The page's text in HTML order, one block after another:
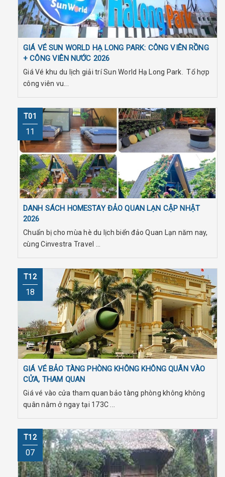
GIÁ VÉ SUN WORLD HẠ LONG PARK: CÔNG VIÊN RỒNG
+ CÔNG VIÊN NƯỚC 2026
Giá Vé khu du lịch giải trí Sun World Hạ Long Park. Tổ hợp
công viên vu...
T01
11
DANH SÁCH HOMESTAY ĐẢO QUAN LẠN CẬP NHẬT
2026
Chuẩn bị cho mùa hè du lịch biển đảo Quan Lạn năm nay,
cùng Cinvestra Travel ...
T12
18
GIÁ VÉ BẢO TÀNG PHÒNG KHÔNG KHÔNG QUÂN VÀO
CỬA, THAM QUAN
Giá vé vào cửa tham quan bảo tàng phòng không không
quân nằm ở ngay tại 173C ...
T12
07